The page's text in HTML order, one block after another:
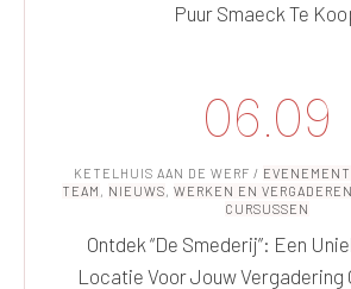
Puur Smaeck Te
06.09
KETELHUIS AAN DE WERF /
TEAM , NIEUWS, WERKEN EN VERGADEREN
CURSUSSEN
Ontdek “De Smederij”: Een
Locatie Voor Jouw Vergadering